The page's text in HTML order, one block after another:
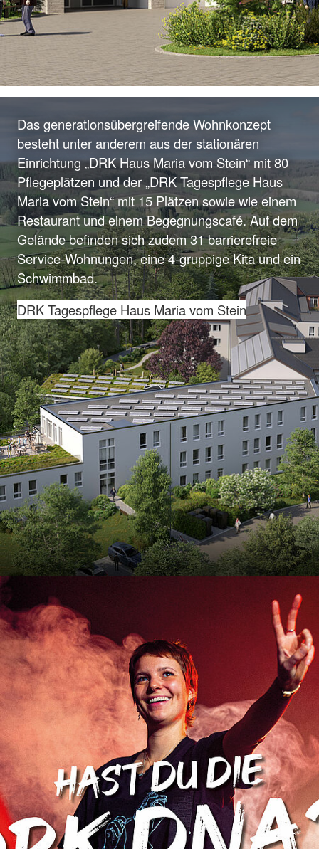
Das generationsübergreifende Wohnkonzept
besteht unter anderem aus der stationären
Einrichtung „DRK Haus Maria vom Stein“ mit 80
Pflegeplätzen und der „DRK Tagespflege Haus
Maria vom Stein“ mit 15 Plätzen sowie wie einem
Restaurant und einem Begegnungscafé. Auf dem
Gelände befinden sich zudem 31 barrierefreie
Service-Wohnungen, eine 4-gruppige Kita und ein
Schwimmbad.
DRK Tagespflege Haus Maria vom Stein